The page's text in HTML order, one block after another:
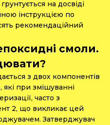
на досвіді
інструкцією по
рекомендаційний
смоли.
з двох компонентів
які при змішуванні
часто з
2, що викликає цей
Затверджувач